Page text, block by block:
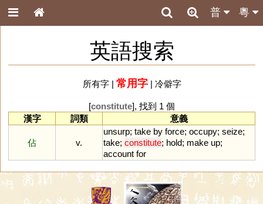
粵
普
英語搜索
所有字| 常用字| 冷僻字
[constitute], 找到 1 個
漢字
詞類 意義
佔 v.
unsurp; take by force; occupy; seize;
take; constitute; hold; make up;
account for